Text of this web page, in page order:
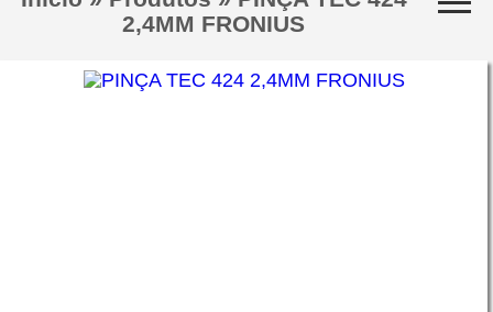
2,4MM FRONIUS